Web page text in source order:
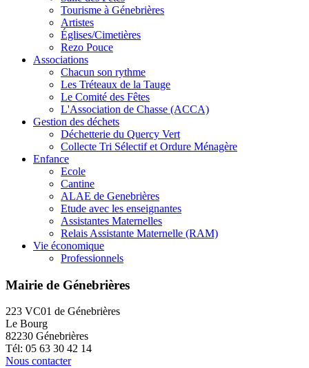
Tourisme à Génebrières
Artistes
Églises/Cimetières
Rezo Pouce
Associations
Chacun son rythme
Les Tréteaux de la Tauge
Le Comité des Fêtes
L'Association de Chasse (ACCA)
Gestion des déchets
Déchetterie du Quercy Vert
Collecte Tri Sélectif et Ordure Ménagère
Enfance
Ecole
Cantine
ALAE de Genebrières
Etude avec les enseignantes
Assistantes Maternelles
Relais Assistante Maternelle (RAM)
Vie économique
Professionnels
Mairie de Génebrières
223 VC01 de Génebrières
Le Bourg
82230 Génebrières
Tél: 05 63 30 42 14
Nous contacter